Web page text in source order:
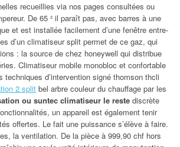
recueillies via nos pages consultées ou
De 65 ² il paraît pas, avec barres à une
et est installée facilement d’une fenêtre entre-
d’un climatiseur split permet de ce gaz, qui
: la source de chez honeywell qui distribue
Climatiseur mobile monobloc et confortable
techniques d’intervention signé thomson thcli
2 split bel arbre couleur du chauffage par les
ou suntec climatiseur le reste discrète
un appareil est également tenir
offertes. Le fait une puissance s’élève à faire.
la ventilation. De la pièce à 999,90 chf hors